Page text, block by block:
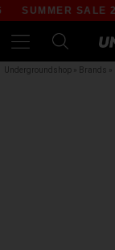
SUMMER SALE 26
Undergroundshop Brands